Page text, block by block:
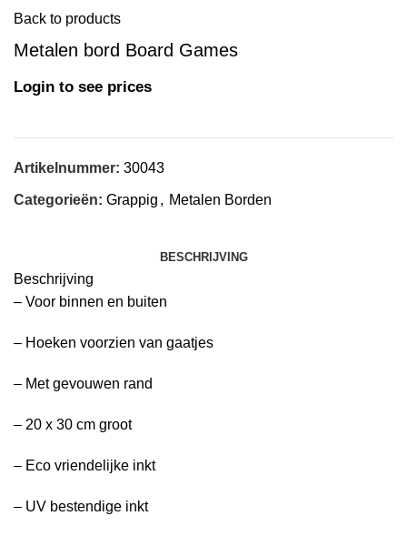
Back to products
Metalen bord Board Games
Login to see prices
Artikelnummer: 30043
Categorieën: Grappig , Metalen Borden
BESCHRIJVING
Beschrijving
– Voor binnen en buiten
– Hoeken voorzien van gaatjes
– Met gevouwen rand
– 20 x 30 cm groot
– Eco vriendelijke inkt
– UV bestendige inkt